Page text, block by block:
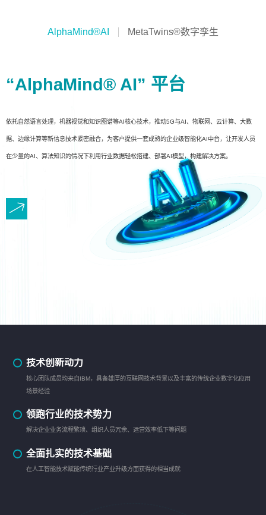
AlphaMind®AI MetaTwins®数字孪生
“AlphaMind® AI” 平台
依托自然语言处理，机器视觉和知识图谱等AI核心技术，推动5G与AI、物联网、云计算、大数
据、边缘计算等新信息技术紧密融合，为客户提供一套成熟的企业级智能化AI中台，让开发人员
在少量的AI、算法知识的情况下利用行业数据轻松搭建、部署AI模型，构建解决方案。
技术创新动力
核心团队成员均来自IBM，具备雄厚的互联网技术背景以及丰富的传统企业数字化应用
场景经验
领跑行业的技术势力
解决企业业务流程繁琐、组织人员冗余、运营效率低下等问题
全面扎实的技术基础
在人工智能技术赋能传统行业产业升级方面获得的相当成就